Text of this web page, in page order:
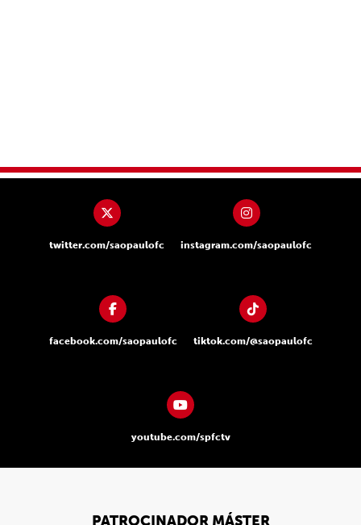
twitter.com/saopaulofc instagram.com/saopaulofc
facebook.com/saopaulofc tiktok.com/@saopaulofc
youtube.com/spfctv
PATROCINADOR MÁSTER